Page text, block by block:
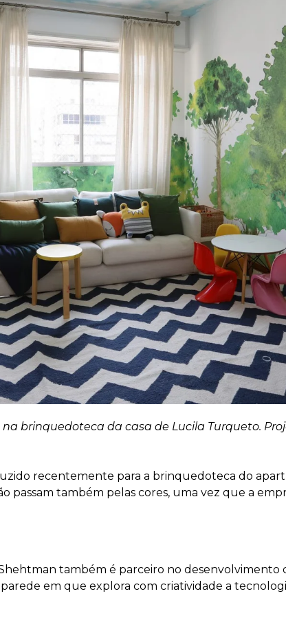
brinquedoteca da casa de Lucila Turqueto.
recentemente para a brinquedoteca do
passam também pelas cores, uma vez que a
também é parceiro no desenvolvimento
em que explora com criatividade a